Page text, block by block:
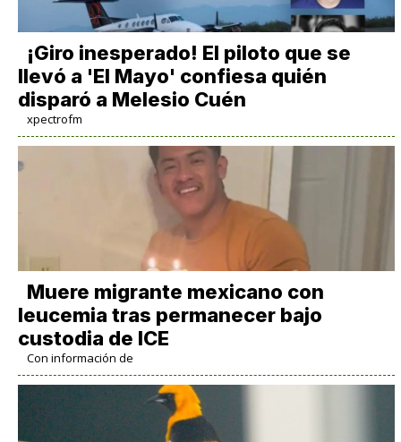
¡Giro inesperado! El piloto que se
llevó a 'El Mayo' confiesa quién
disparó a Melesio Cuén
xpectrofm
Muere migrante mexicano con
leucemia tras permanecer bajo
custodia de ICE
Con información de